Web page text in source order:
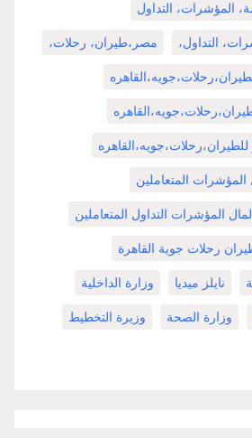
المؤشرات، التداول
التداول، مصر،طيران، رحلات،
المتعاملين
المؤشرات التداول المتعاملين
رحلات جوية القاهرة
نايلز ميديا وزارة الداخلية
وزارة الصحة وزيرة التخطيط